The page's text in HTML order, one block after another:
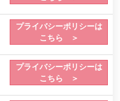
プライバシーポリシーは
こちら ＞
プライバシーポリシーは
こちら ＞